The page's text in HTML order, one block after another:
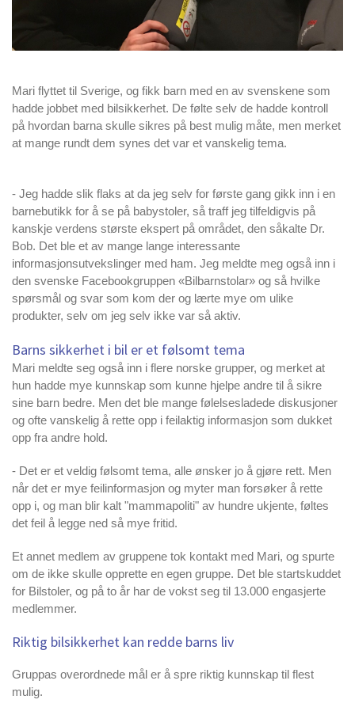
Mari flyttet til Sverige, og fikk barn med en av svenskene som
hadde jobbet med bilsikkerhet. De følte selv de hadde kontroll
på hvordan barna skulle sikres på best mulig måte, men merket
at mange rundt dem synes det var et vanskelig tema.
- Jeg hadde slik flaks at da jeg selv for første gang gikk inn i en
barnebutikk for å se på babystoler, så traff jeg tilfeldigvis på
kanskje verdens største ekspert på området, den såkalte Dr.
Bob. Det ble et av mange lange interessante
informasjonsutvekslinger med ham. Jeg meldte meg også inn i
den svenske Facebookgruppen «Bilbarnstolar» og så hvilke
spørsmål og svar som kom der og lærte mye om ulike
produkter, selv om jeg selv ikke var så aktiv.
Barns sikkerhet i bil er et følsomt tema
Mari meldte seg også inn i flere norske grupper, og merket at
hun hadde mye kunnskap som kunne hjelpe andre til å sikre
sine barn bedre. Men det ble mange følelsesladede diskusjoner
og ofte vanskelig å rette opp i feilaktig informasjon som dukket
opp fra andre hold.
- Det er et veldig følsomt tema, alle ønsker jo å gjøre rett. Men
når det er mye feilinformasjon og myter man forsøker å rette
opp i, og man blir kalt "mammapoliti" av hundre ukjente, føltes
det feil å legge ned så mye fritid.
Et annet medlem av gruppene tok kontakt med Mari, og spurte
om de ikke skulle opprette en egen gruppe. Det ble startskuddet
for Bilstoler, og på to år har de vokst seg til 13.000 engasjerte
medlemmer.
Riktig bilsikkerhet kan redde barns liv
Gruppas overordnede mål er å spre riktig kunnskap til flest
mulig.